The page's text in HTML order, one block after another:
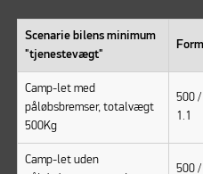
Scenarie bilens minimum
"tjenestevægt"
Camp-let med
påløbsbremser, totalvægt
500Kg
500 /
1.1
Camp-let uden
500 /